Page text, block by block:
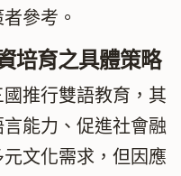
參考。
培育之具體策略
推行雙語教育，其
能力、促進社會融
文化需求，但因應